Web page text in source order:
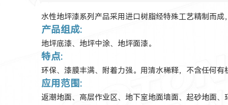
水性地坪漆系列产品采用进口树脂经特殊工艺精制而
产品组成:
地坪底漆、地坪中涂、地坪面漆。
特点:
环保、漆膜丰满、附着力强。用清水稀释，不含任何
应用范围:
返潮地面、高层作业区、地下室地面墙面、起砂地面